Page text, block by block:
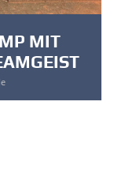
MIT